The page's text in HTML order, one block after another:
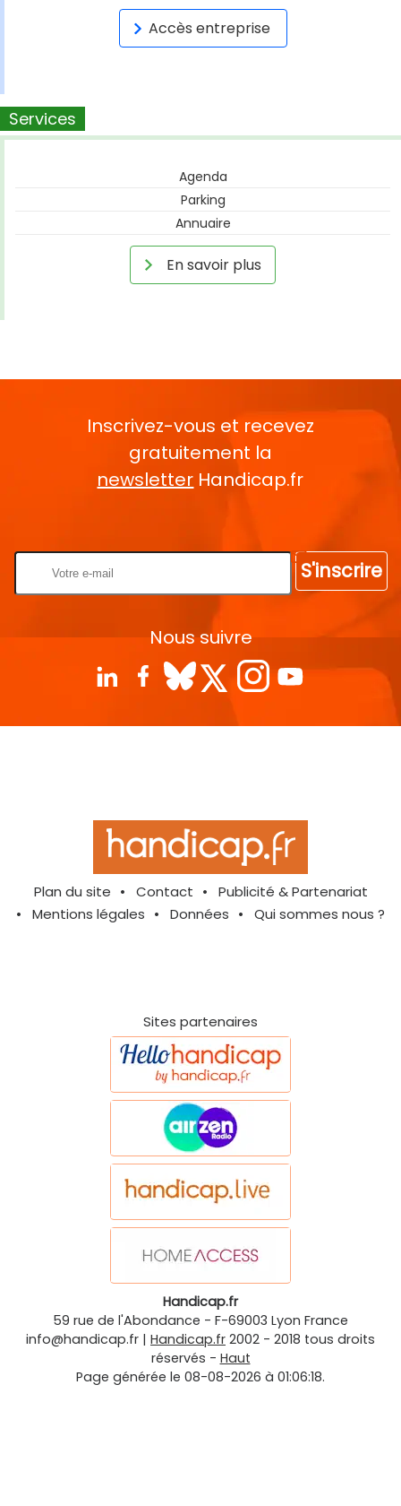
Accès entreprise
Services
Agenda
Parking
Annuaire
En savoir plus
Inscrivez-vous et recevez
gratuitement la
newsletter Handicap.fr
S'inscrire
Nous suivre
Plan du site Contact
Publicité & Partenariat
Mentions légales
Données Qui sommes nous ?
Sites partenaires
Handicap.fr
59 rue de l'Abondance - F-69003 Lyon France
info@handicap.fr | Handicap.fr 2002 - 2018 tous droits
réservés - Haut
Page générée le 08-08-2026 à 01:06:18.